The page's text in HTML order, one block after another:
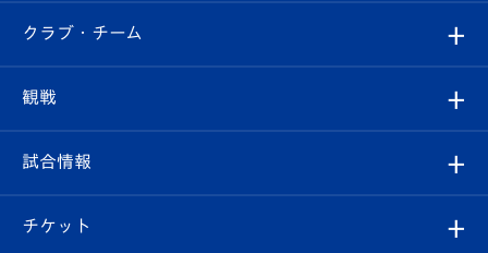
すべて
クラブ
試合情報
クラブ・チーム
クラブ概要
観戦
観戦ルール
試合情報
試合日程/結果
チケット